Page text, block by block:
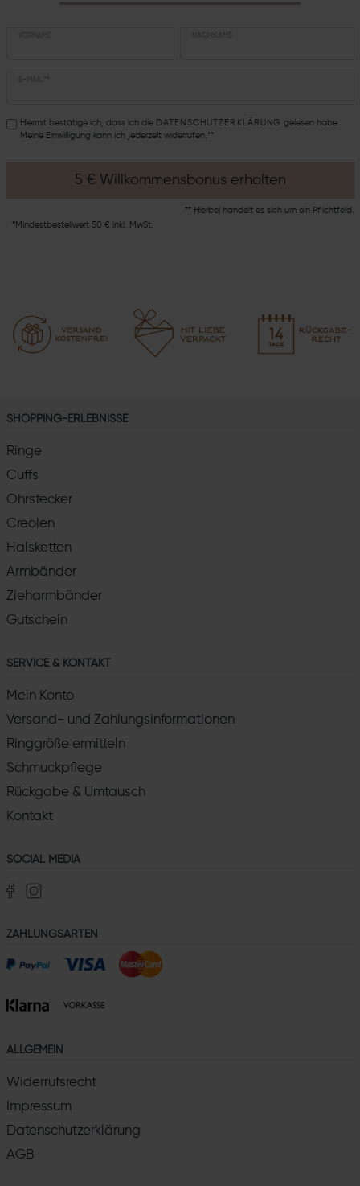
Hiermit bestätige ich, dass ich die DATEN­SCHUTZ­ERKLÄRUNG gelesen habe.
Meine Einwilligung kann ich jederzeit widerrufen.**
5 € Willkommensbonus erhalten
** Hierbei handelt es sich um ein Pflichtfeld.
*Mindestbestellwert 50 € inkl. MwSt.
SHOPPING-ERLEBNISSE
Ringe
Cuffs
Ohrstecker
Creolen
Halsketten
Armbänder
Zieharmbänder
Gutschein
SERVICE & KONTAKT
Mein Konto
Versand- und Zahlungsinformationen
Ringgröße ermitteln
Schmuckpflege
Rückgabe & Umtausch
Kontakt
SOCIAL MEDIA
ZAHLUNGSARTEN
ALLGEMEIN
Widerrufsrecht
Impressum
Datenschutzerklärung
AGB